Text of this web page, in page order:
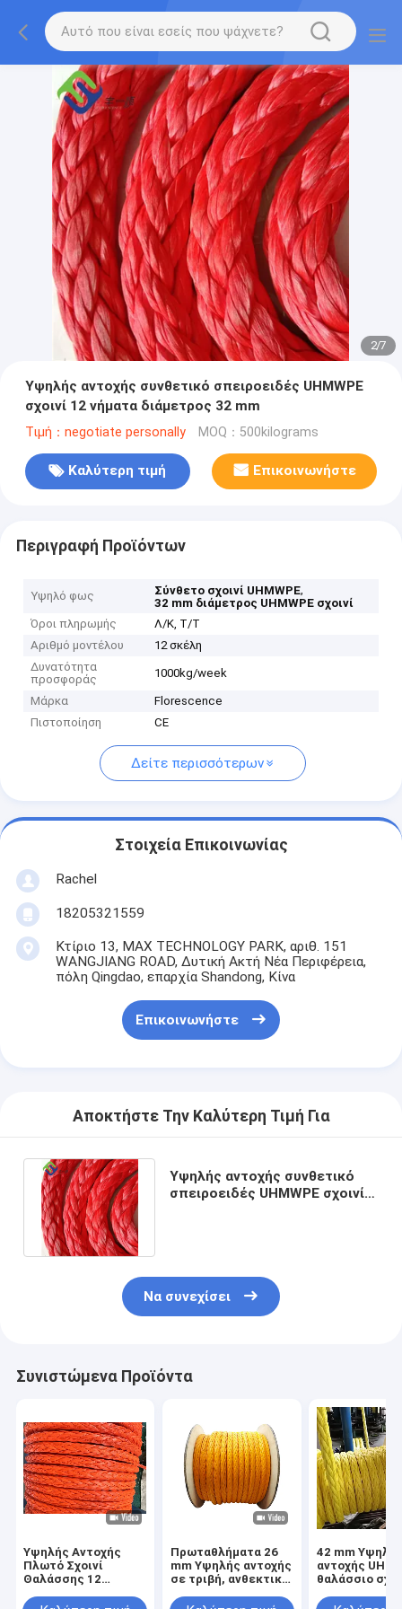
2/7
Υψηλής αντοχής συνθετικό σπειροειδές UHMWPE
σχοινί 12 νήματα διάμετρος 32 mm
Τιμή：negotiate personally MOQ：500kilograms
Καλύτερη τιμή Επικοινωνήστε
Περιγραφή Προϊόντων
Υψηλό φως Σύνθετο σχοινί UHMWPE,
32 mm διάμετρος UHMWPE σχοινί
Όροι πληρωμής
Λ/Κ, Τ/Τ
Αριθμό μοντέλου
12 σκέλη
Δυνατότητα
προσφοράς
1000kg/week
Μάρκα
Florescence
Πιστοποίηση
CE
Δείτε περισσότερων
Στοιχεία Επικοινωνίας
Rachel
18205321559
Κτίριο 13, MAX TECHNOLOGY PARK, αριθ. 151
WANGJIANG ROAD, Δυτική Ακτή Νέα Περιφέρεια,
πόλη Qingdao, επαρχία Shandong, Κίνα
Επικοινωνήστε
Αποκτήστε Την Καλύτερη Τιμή Για
Υψηλής αντοχής συνθετικό
σπειροειδές UHMWPE σχοινί
Να συνεχίσει
Συνιστώμενα Προϊόντα
Υψηλής Αντοχής
Πλωτό Σχοινί
Θαλάσσης 12
Χαμηλή Επιμήκυνση
Πρωταθλήματα 26
mm Υψηλής αντοχής
σε τριβή, ανθεκτικό
UV, 12 νήματα
42 mm
αντοχής
θαλάσσιο
αγκυροβολία